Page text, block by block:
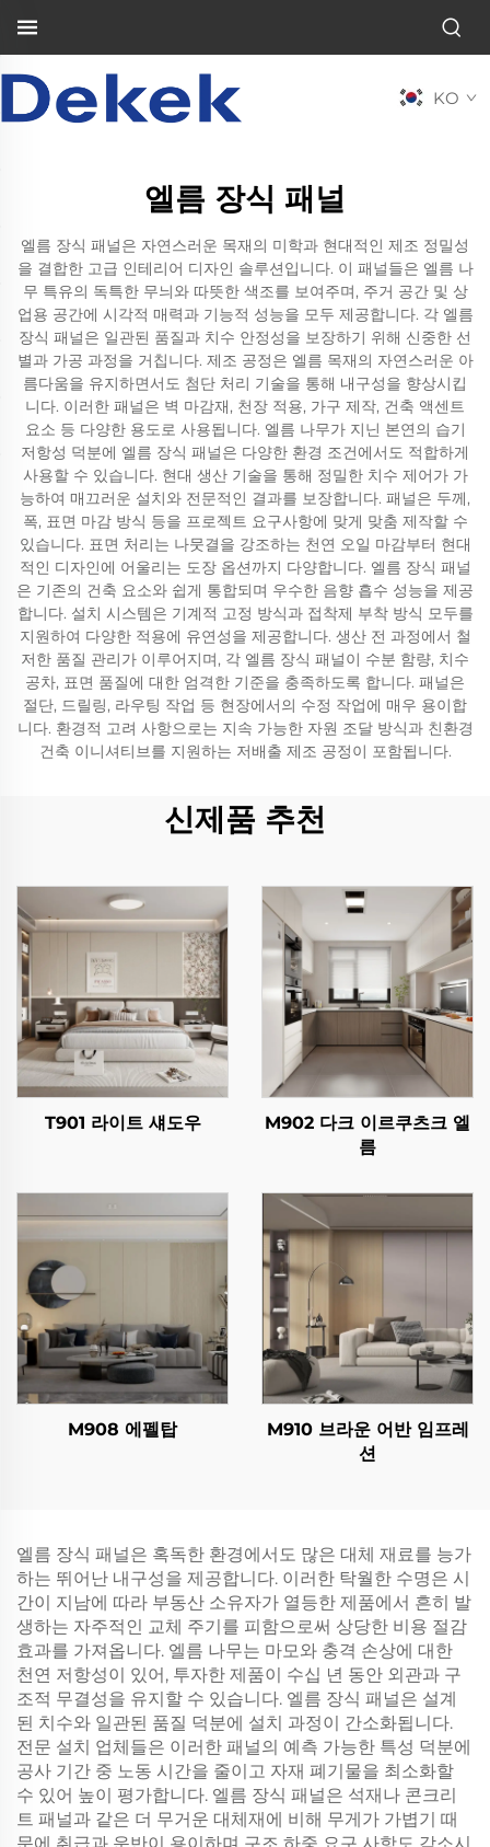
KO
엘름 장식 패널
엘름 장식 패널은 자연스러운 목재의 미학과 현대적인 제조 정밀성
을 결합한 고급 인테리어 디자인 솔루션입니다. 이 패널들은 엘름 나
무 특유의 독특한 무늬와 따뜻한 색조를 보여주며, 주거 공간 및 상
업용 공간에 시각적 매력과 기능적 성능을 모두 제공합니다. 각 엘름
장식 패널은 일관된 품질과 치수 안정성을 보장하기 위해 신중한 선
별과 가공 과정을 거칩니다. 제조 공정은 엘름 목재의 자연스러운 아
름다움을 유지하면서도 첨단 처리 기술을 통해 내구성을 향상시킵
니다. 이러한 패널은 벽 마감재, 천장 적용, 가구 제작, 건축 액센트
요소 등 다양한 용도로 사용됩니다. 엘름 나무가 지닌 본연의 습기
저항성 덕분에 엘름 장식 패널은 다양한 환경 조건에서도 적합하게
사용할 수 있습니다. 현대 생산 기술을 통해 정밀한 치수 제어가 가
능하여 매끄러운 설치와 전문적인 결과를 보장합니다. 패널은 두께,
폭, 표면 마감 방식 등을 프로젝트 요구사항에 맞게 맞춤 제작할 수
있습니다. 표면 처리는 나뭇결을 강조하는 천연 오일 마감부터 현대
적인 디자인에 어울리는 도장 옵션까지 다양합니다. 엘름 장식 패널
은 기존의 건축 요소와 쉽게 통합되며 우수한 음향 흡수 성능을 제공
합니다. 설치 시스템은 기계적 고정 방식과 접착제 부착 방식 모두를
지원하여 다양한 적용에 유연성을 제공합니다. 생산 전 과정에서 철
저한 품질 관리가 이루어지며, 각 엘름 장식 패널이 수분 함량, 치수
공차, 표면 품질에 대한 엄격한 기준을 충족하도록 합니다. 패널은
절단, 드릴링, 라우팅 작업 등 현장에서의 수정 작업에 매우 용이합
니다. 환경적 고려 사항으로는 지속 가능한 자원 조달 방식과 친환경
건축 이니셔티브를 지원하는 저배출 제조 공정이 포함됩니다.
신제품 추천
T901 라이트 섀도우
M902 다크 이르쿠츠크 엘
름
M908 에펠탑
M910 브라운 어반 임프레
션
엘름 장식 패널은 혹독한 환경에서도 많은 대체 재료를 능가
하는 뛰어난 내구성을 제공합니다. 이러한 탁월한 수명은 시
간이 지남에 따라 부동산 소유자가 열등한 제품에서 흔히 발
생하는 자주적인 교체 주기를 피함으로써 상당한 비용 절감
효과를 가져옵니다. 엘름 나무는 마모와 충격 손상에 대한
천연 저항성이 있어, 투자한 제품이 수십 년 동안 외관과 구
조적 무결성을 유지할 수 있습니다. 엘름 장식 패널은 설계
된 치수와 일관된 품질 덕분에 설치 과정이 간소화됩니다.
전문 설치 업체들은 이러한 패널의 예측 가능한 특성 덕분에
공사 기간 중 노동 시간을 줄이고 자재 폐기물을 최소화할
수 있어 높이 평가합니다. 엘름 장식 패널은 석재나 콘크리
트 패널과 같은 더 무거운 대체재에 비해 무게가 가볍기 때